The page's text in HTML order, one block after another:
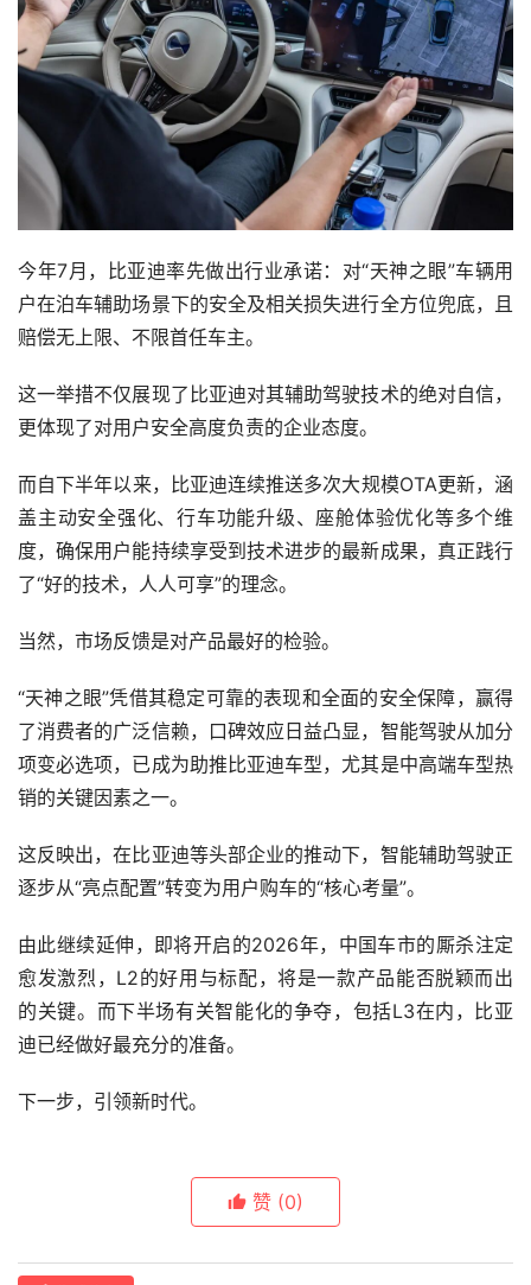
今年7月，比亚迪率先做出行业承诺：对“天神之眼”车辆用
户在泊车辅助场景下的安全及相关损失进行全方位兜底，且
赔偿无上限、不限首任车主。
这一举措不仅展现了比亚迪对其辅助驾驶技术的绝对自信，
更体现了对用户安全高度负责的企业态度。
而自下半年以来，比亚迪连续推送多次大规模OTA更新，涵
盖主动安全强化、行车功能升级、座舱体验优化等多个维
度，确保用户能持续享受到技术进步的最新成果，真正践行
了“好的技术，人人可享”的理念。
当然，市场反馈是对产品最好的检验。
“天神之眼”凭借其稳定可靠的表现和全面的安全保障，赢得
了消费者的广泛信赖，口碑效应日益凸显，智能驾驶从加分
项变必选项，已成为助推比亚迪车型，尤其是中高端车型热
销的关键因素之一。
这反映出，在比亚迪等头部企业的推动下，智能辅助驾驶正
逐步从“亮点配置”转变为用户购车的“核心考量”。
由此继续延伸，即将开启的2026年，中国车市的厮杀注定
愈发激烈，L2的好用与标配，将是一款产品能否脱颖而出
的关键。而下半场有关智能化的争夺，包括L3在内，比亚
迪已经做好最充分的准备。
下一步，引领新时代。
赞 (0)